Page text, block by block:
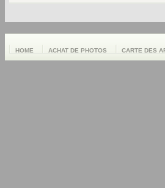
HOME ACHAT DE PHOTOS CARTE DES